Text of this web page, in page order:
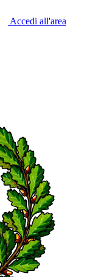
Accedi all'area